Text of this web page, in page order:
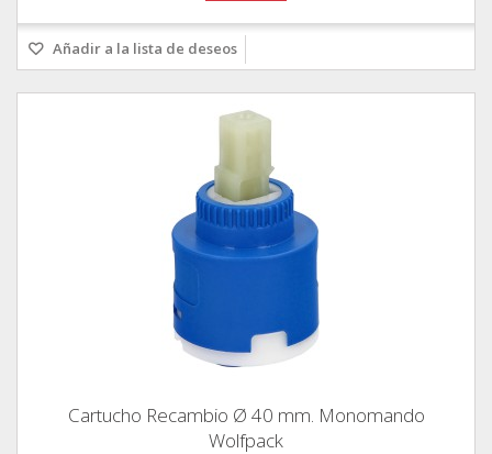
Añadir a la lista de deseos
Cartucho Recambio Ø 40 mm. Monomando
Wolfpack